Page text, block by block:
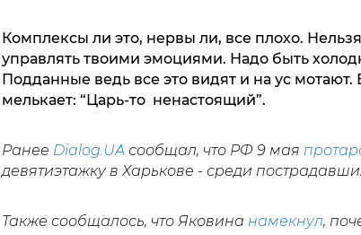
Комплексы ли это, нервы ли, все плохо.
управлять твоими эмоциями. Надо быть
Подданные ведь все это видят и на ус мотают.
мелькает: “Царь-то ненастоящий”.
Ранее Dialog.UAсообщал, что РФ 9 мая
девятиэтажку в Харькове - среди
Также сообщалось, что Яковина намекнул,